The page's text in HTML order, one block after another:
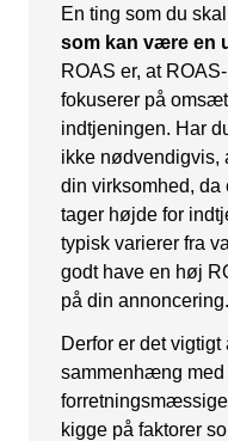
En ting som du
som kan være en
ROAS er, at
fokuserer på
indtjeningen. Har
ikke nødvendigvis,
din virksomhed,
tager højde for
typisk varierer fra
godt have en høj
på din annoncering.
Derfor er det
sammenhæng med
kigge på faktorer